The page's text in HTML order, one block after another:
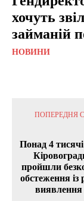
хочуть
займаній
НОВИНИ
ПОПЕРЕДНЯ
Понад 4
пройшли
обстеження із
виявлення